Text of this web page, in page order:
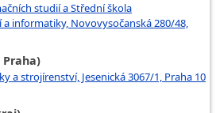
studií a Střední škola
informatiky, Novovysočanská 280/48,
Praha)
a strojírenství, Jesenická 3067/1, Praha 10